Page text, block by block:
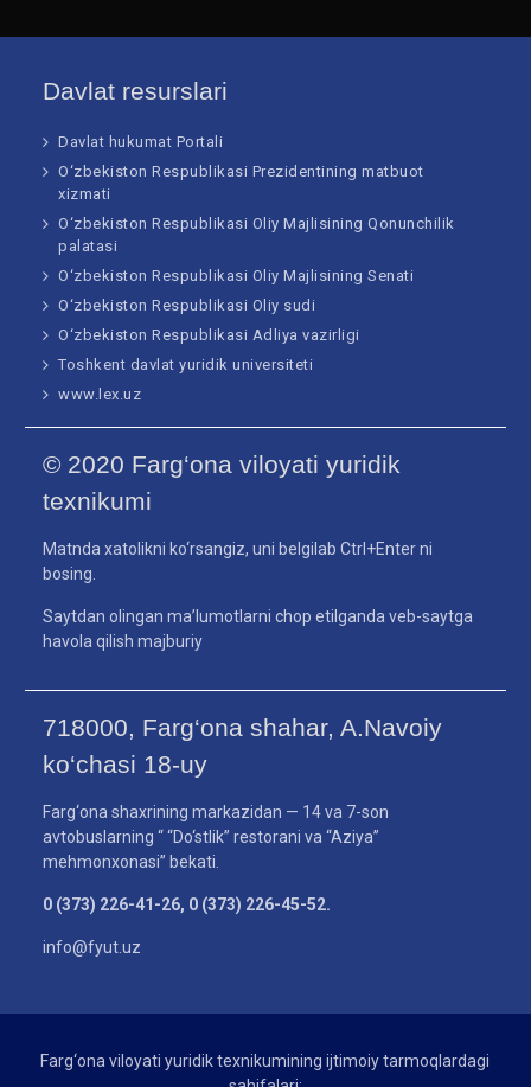
Davlat resurslari
Davlat hukumat Portali
O‘zbekiston Respublikasi Prezidentining matbuot
xizmati
O‘zbekiston Respublikasi Oliy Majlisining Qonunchilik
palatasi
O‘zbekiston Respublikasi Oliy Majlisining Senati
O‘zbekiston Respublikasi Oliy sudi
O‘zbekiston Respublikasi Adliya vazirligi
Toshkent davlat yuridik universiteti
www.lex.uz
© 2020 Farg‘ona viloyati yuridik
texnikumi
Matnda xatolikni ko‘rsangiz, uni belgilab Ctrl+Enter ni
bosing.
Saytdan olingan ma’lumotlarni chop etilganda veb-saytga
havola qilish majburiy
718000, Farg‘ona shahar, A.Navoiy
ko‘chasi 18-uy
Farg‘ona shaxrining markazidan — 14 va 7-son
avtobuslarning “ “Do‘stlik” restorani va “Aziya”
mehmonxonasi” bekati.
0 (373) 226-41-26, 0 (373) 226-45-52.
info@fyut.uz
Farg‘ona viloyati yuridik texnikumining ijtimoiy tarmoqlardagi